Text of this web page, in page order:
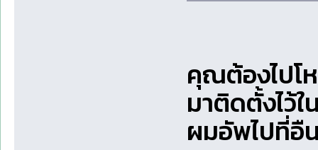
คุณต้องไปโ
มาติดตั้งไว้ใ
ผมอัพไปที่อื